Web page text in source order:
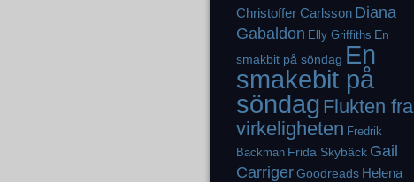
Christoffer Carlsson Diana
Gabaldon Elly Griffiths En
smakbit på söndag En
smakebit på
söndag Flukten fra
virkeligheten Fredrik
Backman Frida Skybäck Gail
CarrigerGoodreads Helena